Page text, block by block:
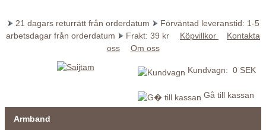
21 dagars returrätt från orderdatum
Förväntad leveranstid: 1-5
arbetsdagar från orderdatum
Frakt: 39 kr Köpvillkor
Kontakta
oss
Om oss
Kundvagn: 0 SEK
Gå till kassan
Armband